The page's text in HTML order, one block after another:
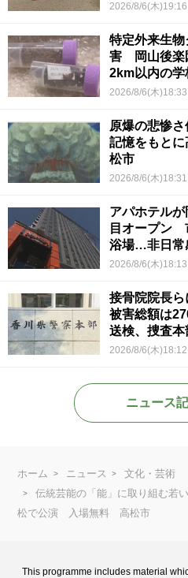
2026/8/6(木)19:16
特定外来生
害 岡山後楽
2km以内の学
2026/8/6(木)18:33
原爆の悲惨
記憶をもと
松市
2026/8/6(木)18:31
アパホテル
目オープン
浴場…非日常
2026/8/6(木)18:13
接骨院院長
被害総額は
送検、捜査本
2026/8/6(木)18:12
ニュース
ホーム ニュース
文化・芸術
伝統芸能の「能」に取り組む若
松で公演 入場無料 高松市
This programme includes material